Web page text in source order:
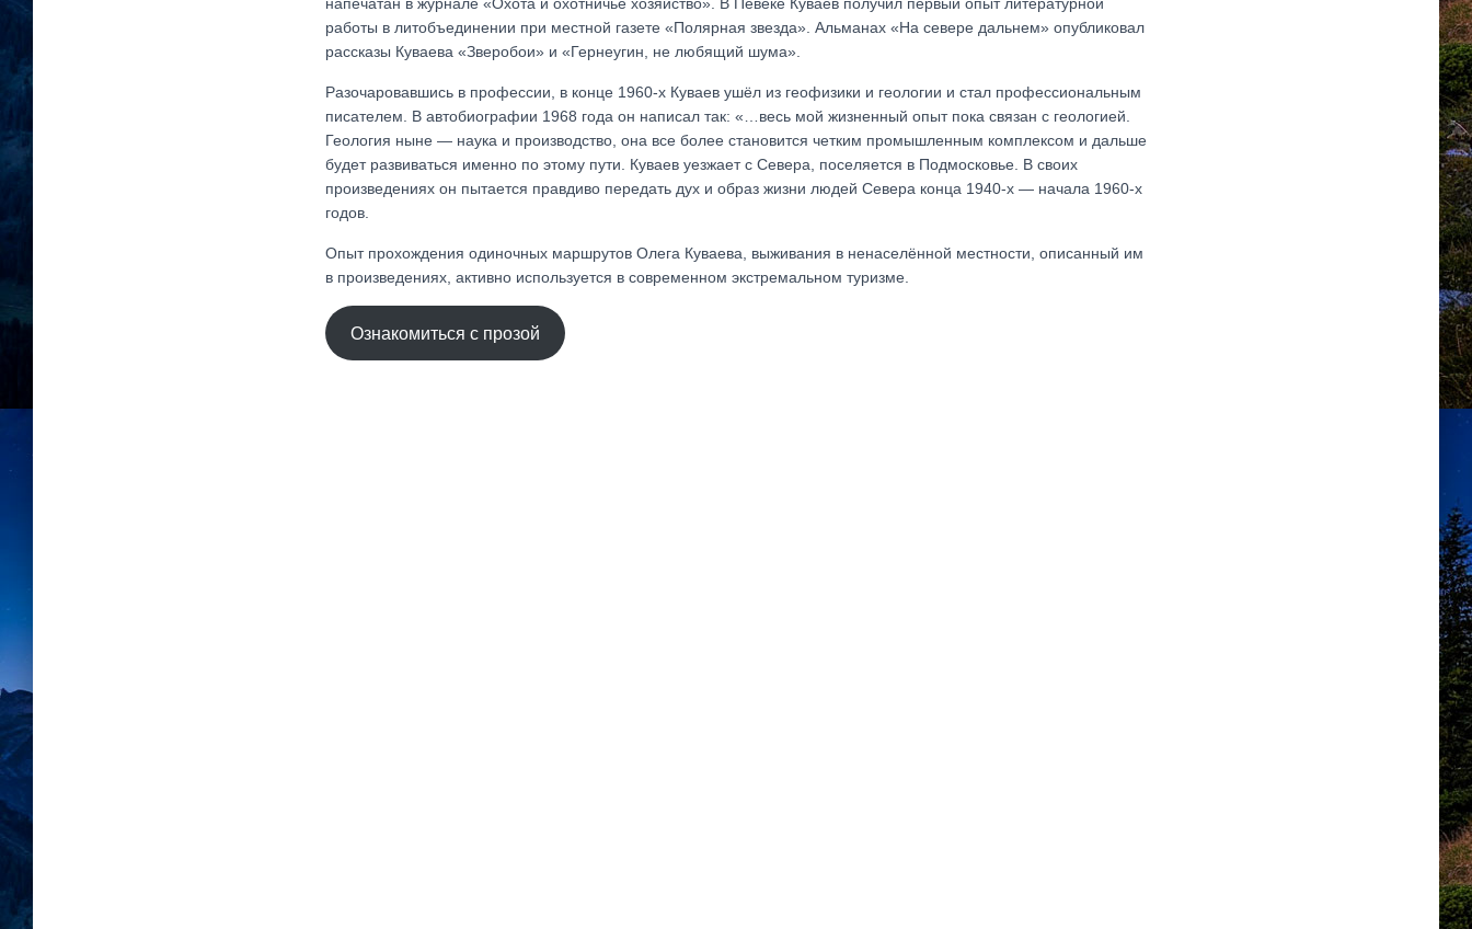
работы в литобъединении при местной газете «Полярная звезда». Альманах «На севере дальнем» опубликовал
рассказы Куваева «Зверобои» и «Гернеугин, не любящий шума».
Разочаровавшись в профессии, в конце 1960-х Куваев ушёл из геофизики и геологии и стал профессиональным
писателем. В автобиографии 1968 года он написал так: «…весь мой жизненный опыт пока связан с геологией.
Геология ныне — наука и производство, она все более становится четким промышленным комплексом и дальше
будет развиваться именно по этому пути. Куваев уезжает с Севера, поселяется в Подмосковье. В своих
произведениях он пытается правдиво передать дух и образ жизни людей Севера конца 1940-х — начала 1960-х
годов.
Опыт прохождения одиночных маршрутов Олега Куваева, выживания в ненаселённой местности, описанный им
в произведениях, активно используется в современном экстремальном туризме.
Ознакомиться с прозой